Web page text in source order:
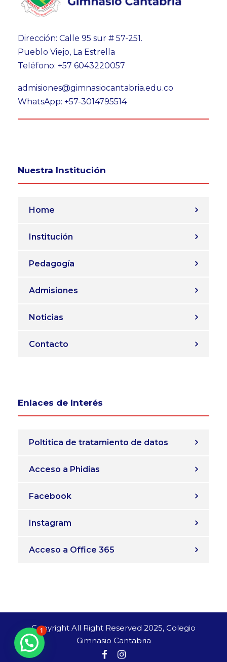
Dirección: Calle 95 sur # 57-251.
Pueblo Viejo, La Estrella
Teléfono: +57 6043220057
admisiones@gimnasiocantabria.edu.co
WhatsApp: +57-3014795514
Nuestra Institución
Home
Institución
Pedagogía
Admisiones
Noticias
Contacto
Enlaces de Interés
Poltitica de tratamiento de datos
Acceso a Phidias
Facebook
Instagram
Acceso a Office 365
Copyright All Right Reserved 2025, Colegio
Gimnasio Cantabria
1